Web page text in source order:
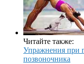
Читайте также:
Упражнения при
позвоночника